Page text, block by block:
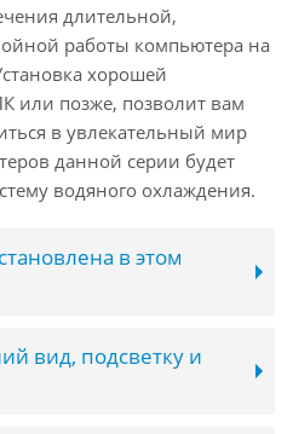
длительной,
работы компьютера на
хорошей
или позже, позволит вам
в увлекательный мир
данной серии будет
водяного охлаждения.
в этом
вид, подсветку и